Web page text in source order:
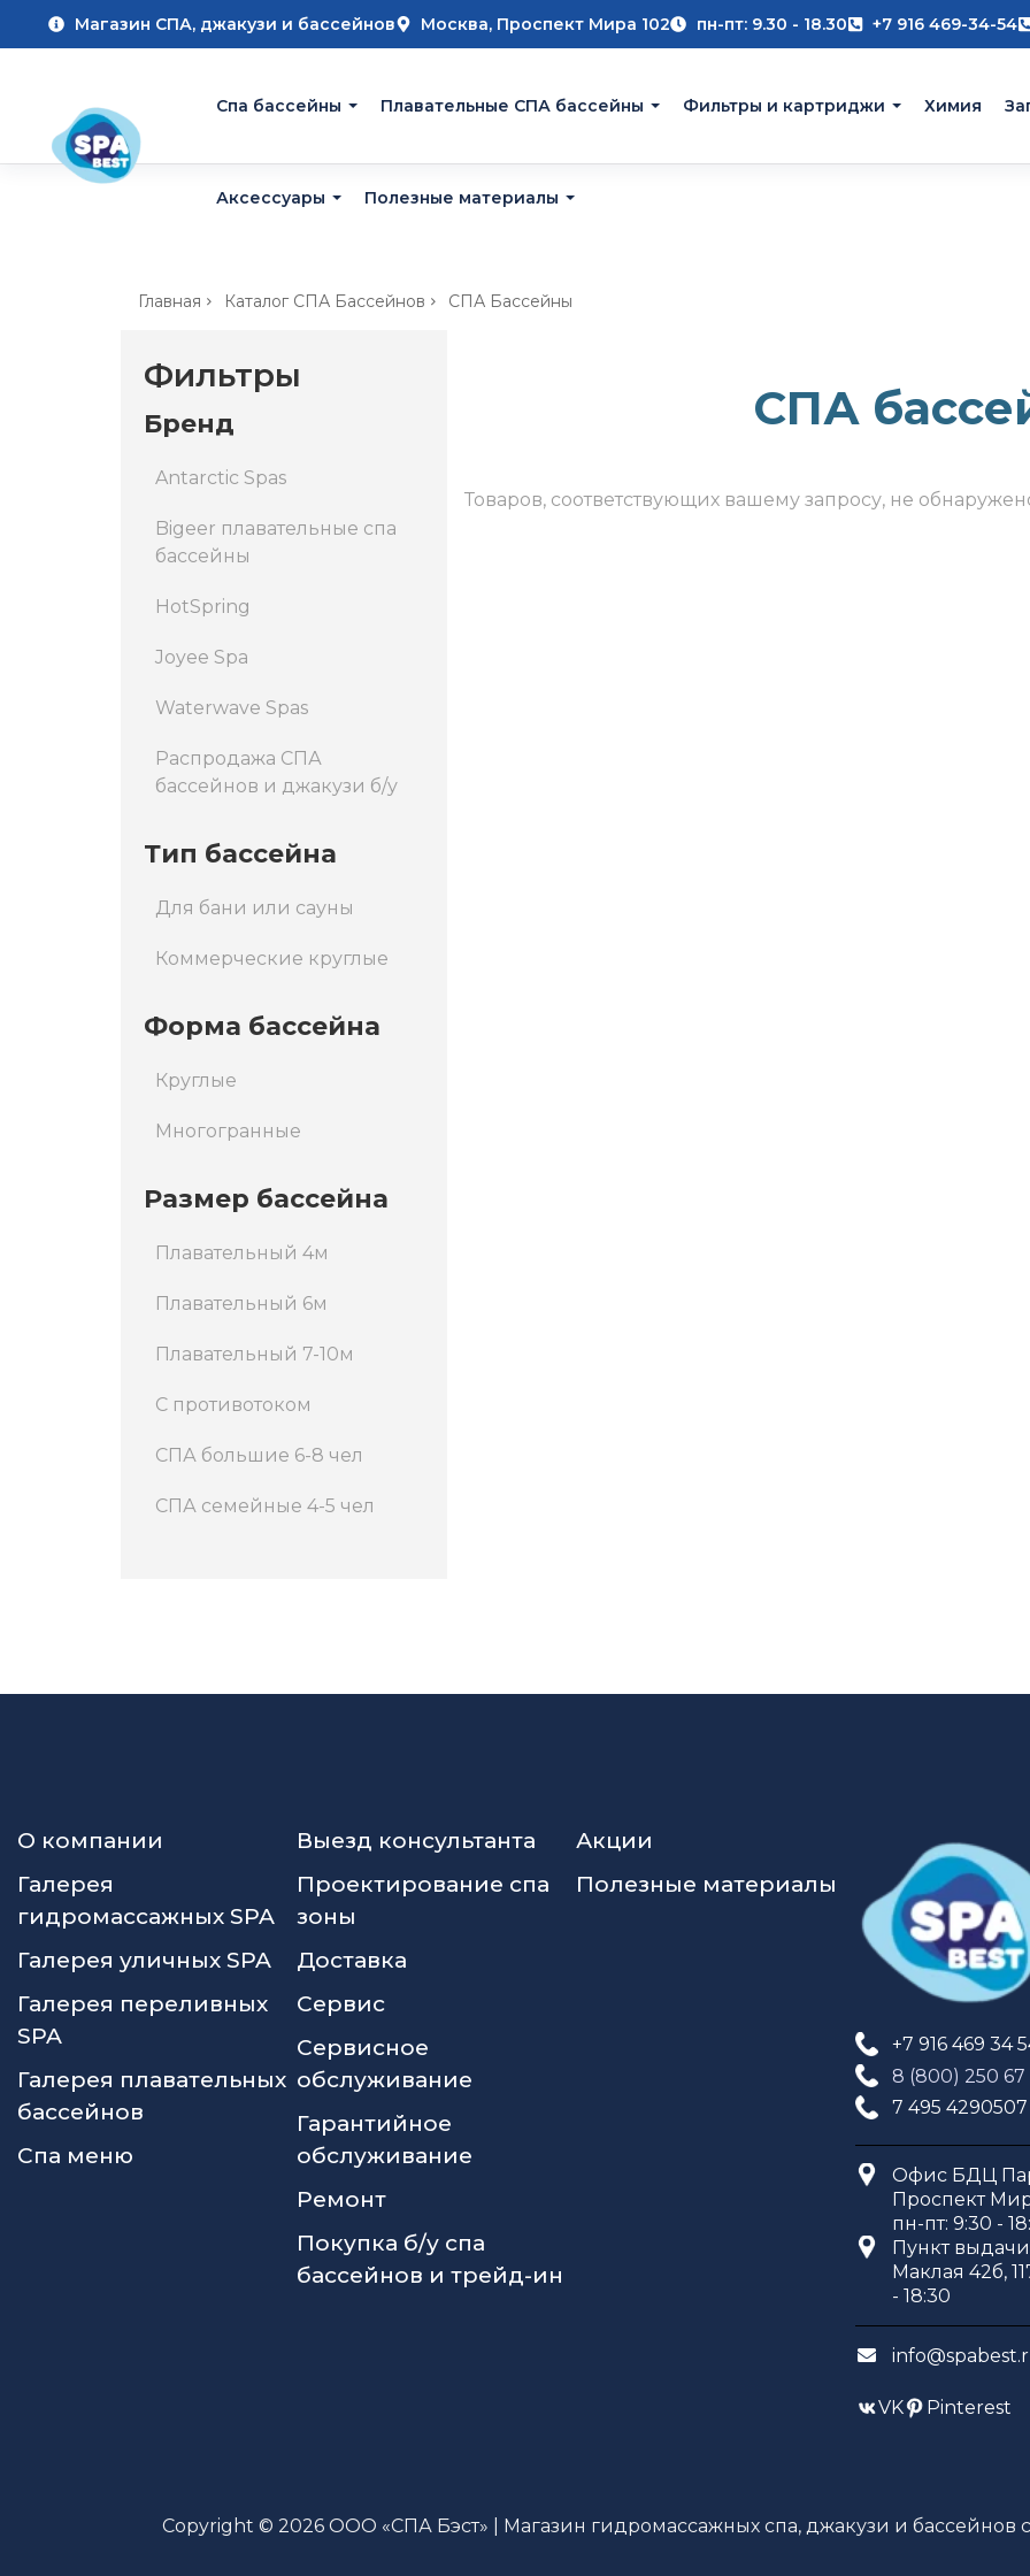
Магазин СПА, джакузи и бассейнов Москва, Проспект Мира 102 пн-пт: 9.30 - 18.30 +7 916 469-34-54
Cпа бассейны Плавательные СПА бассейны Фильтры и картриджи Химия
Аксессуары Полезные материалы
Главная Каталог СПА Бассейнов СПА Бассейны
Фильтры
Бренд
Antarctic Spas
Bigeer плавательные спа
бассейны
HotSpring
Joyee Spa
Waterwave Spas
Распродажа СПА
бассейнов и джакузи б/у
Тип бассейна
Для бани или сауны
Коммерческие круглые
Форма бассейна
Круглые
Многогранные
Размер бассейна
Плавательный 4м
Плавательный 6м
Плавательный 7-10м
С противотоком
СПА большие 6-8 чел
СПА семейные 4-5 чел
СПА
Товаров, соответствующих вашему запросу, не
О компании
Галерея
гидромассажных SPA
Галерея уличных SPA
Галерея переливных
SPA
Галерея плавательных
бассейнов
Спа меню
Выезд консультанта
Проектирование спа
зоны
Доставка
Сервис
Сервисное
обслуживание
Гарантийное
обслуживание
Ремонт
Покупка б/у спа
бассейнов и трейд-ин
Акции
Полезные материалы
+7 916 469 34
8 (800) 250
7 495 4290507
Офис БДЦ
Проспект
пн-пт: 9:30 -
Пункт
Маклая 42б,
- 18:30
VK Pinterest
Copyright © 2026 ООО «СПА Бэст» | Магазин гидромассажных спа, джакузи и